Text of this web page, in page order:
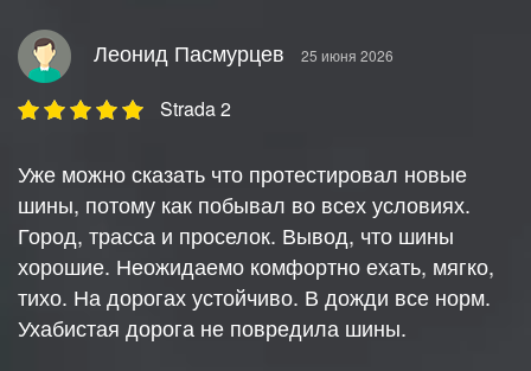
Леонид Пасмурцев 25 июня 2026
Strada 2
Уже можно сказать что протестировал новые
шины, потому как побывал во всех условиях.
Город, трасса и проселок. Вывод, что шины
хорошие. Неожидаемо комфортно ехать, мягко,
тихо. На дорогах устойчиво. В дожди все норм.
Ухабистая дорога не повредила шины.